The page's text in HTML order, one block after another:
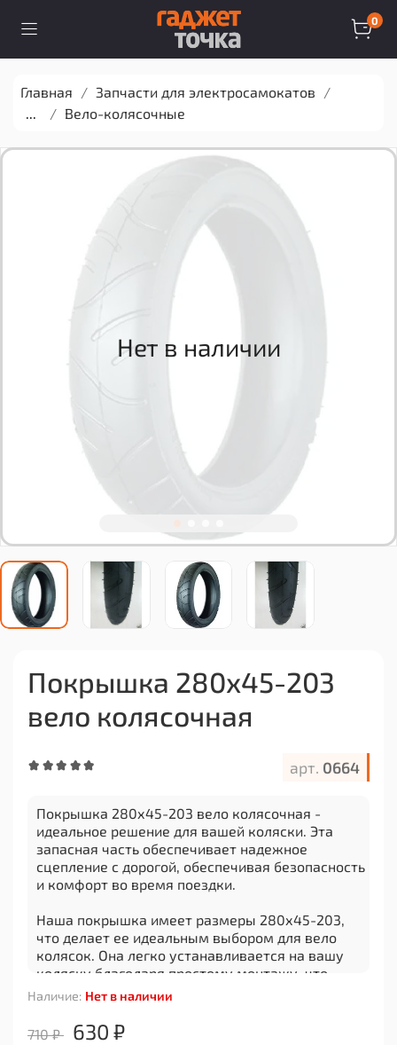
0
Главная
Запчасти для электросамокатов
...
Вело-колясочные
арт. 0664
Наличие: Нет в наличии
Покрышка 280х45-203
вело колясочная
710 ₽ 630 ₽
Покрышка 280х45-203 вело колясочная -
идеальное решение для вашей коляски. Эта
запасная часть обеспечивает надежное
сцепление с дорогой, обеспечивая безопасность
и комфорт во время поездки.
Наша покрышка имеет размеры 280х45-203,
что делает ее идеальным выбором для вело
колясок. Она легко устанавливается на вашу
коляску благодаря простому монтажу, что
позволяет вам быстро заменить старую